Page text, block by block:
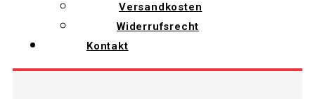
Versandkosten
Widerrufsrecht
Kontakt